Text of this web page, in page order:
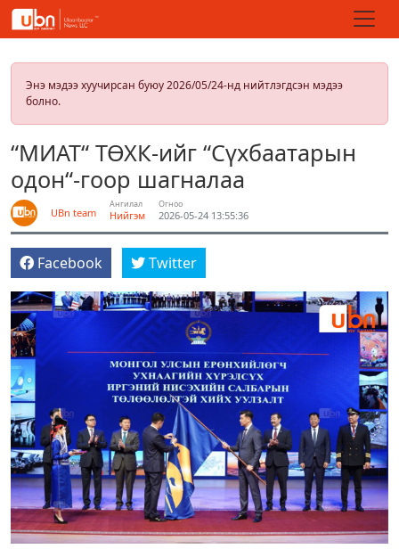
Энэ мэдээ хуучирсан буюу 2026/05/24-нд нийтлэгдсэн мэдээ
болно.
“МИАТ“ ТӨХК-ийг “Сүхбаатарын
одон“-гоор шагналаа
UBn team
Ангилал
Нийгэм
Огноо
2026-05-24 13:55:36
Facebook Twitter